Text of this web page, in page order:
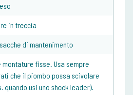
in treccia
di mantenimento
montature fisse. Usa sempre
che il piombo possa scivolare
quando usi uno shock leader).